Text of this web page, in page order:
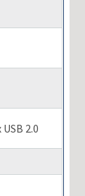
USB 2.0